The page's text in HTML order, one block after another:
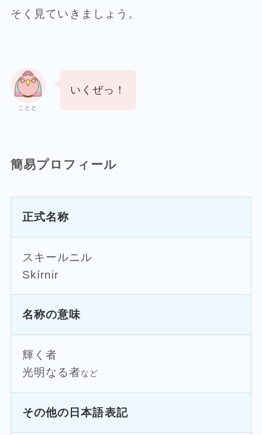
そく見ていきましょう。
ことと
いくぜっ！
簡易プロフィール
正式名称
スキールニル
Skírnir
名称の意味
輝く者
光明なる者など
その他の日本語表記